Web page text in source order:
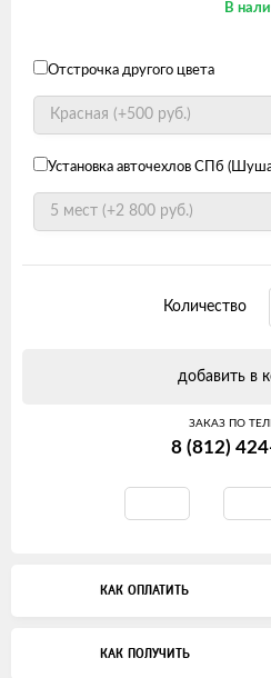
В
Отстрочка другого цвета
Установка авточехлов СПб
Количество
добавить в
ЗАКАЗ ПО
8 (812)
КАК ОПЛАТИТЬ
КАК ПОЛУЧИТЬ